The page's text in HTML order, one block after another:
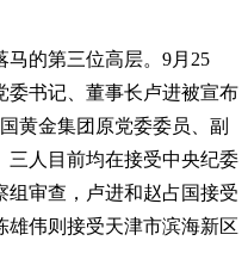
马的第三位高层。9月25
委书记、董事长卢进被宣布
黄金集团原党委委员、副
三人目前均在接受中央纪委
组审查，卢进和赵占国接受
雄伟则接受天津市滨海新区